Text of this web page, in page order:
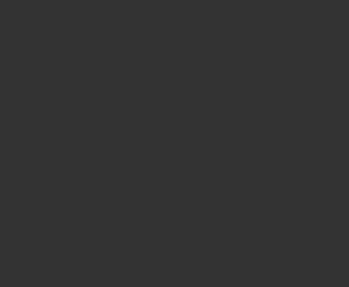
ihr draus macht.
sind Sie für
in ganz Deutschland mit